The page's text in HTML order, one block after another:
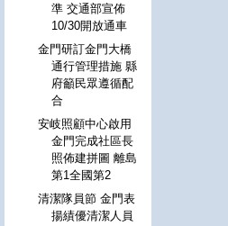
準 交通部宣佈
10/30開放通車
金門研訂金門大橋
通行管理措施 縣
府籲民眾遵循配
合
安岐照顧中心啟用
金門完成社區長
照佈建拼圖 離島
第1全國第2
清潔隊員節 金門表
揚績優清潔人員